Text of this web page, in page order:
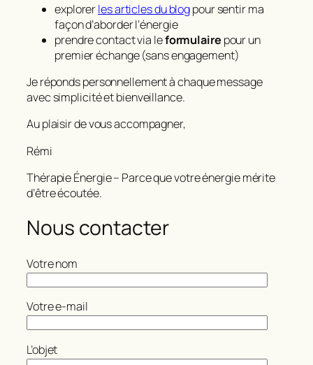
explorerles articles du blogpour sentir ma
façon d’aborder l’énergie
prendre contact via leformulaire pour un
premier échange (sans engagement)
Je réponds personnellement à chaque message
avec simplicité et bienveillance.
Au plaisir de vous accompagner,
Rémi
Thérapie Énergie – Parce que votre énergie mérite
d’être écoutée.
Nous contacter
Votre nom
Votre e-mail
L’objet